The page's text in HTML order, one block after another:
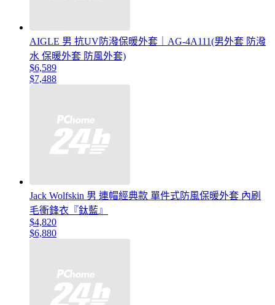
AIGLE 男 抗UV防潑保暖外套｜AG-4A111(男外套 防潑
水 保暖外套 防風外套)
$6,589
$7,488
Jack Wolfskin 男 連帽經典款 單件式防風保暖外套 內刷
毛衝鋒衣『鈦藍』
$4,820
$6,880